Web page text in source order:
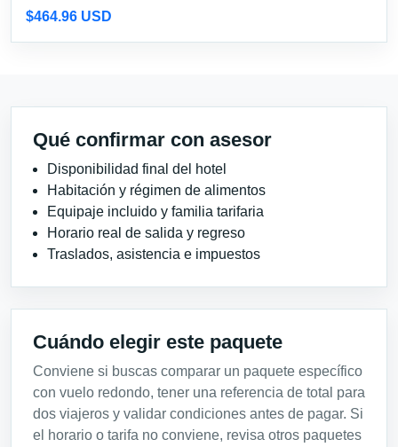
$464.96 USD
Qué confirmar con asesor
Disponibilidad final del hotel
Habitación y régimen de alimentos
Equipaje incluido y familia tarifaria
Horario real de salida y regreso
Traslados, asistencia e impuestos
Cuándo elegir este paquete
Conviene si buscas comparar un paquete específico
con vuelo redondo, tener una referencia de total para
dos viajeros y validar condiciones antes de pagar. Si
el horario o tarifa no conviene, revisa otros paquetes